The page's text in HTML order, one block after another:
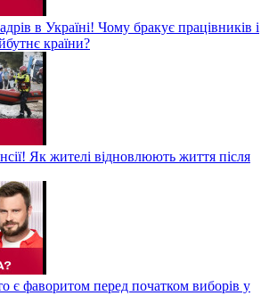
в Україні! Чому бракує працівників і
країни?
Як жителі відновлюють життя після
є фаворитом перед початком виборів у